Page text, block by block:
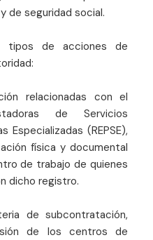
de seguridad social.
tipos de acciones de
relacionadas con el
de Servicios
Especializadas (REPSE),
física y documental
de trabajo de quienes
dicho registro.
de subcontratación,
de los centros de